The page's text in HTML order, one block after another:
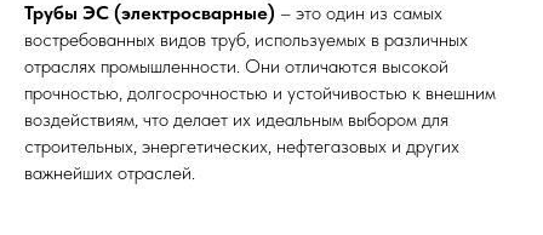
Трубы ЭС (электросварные) – это один из самых
востребованных видов труб, используемых в различных
отраслях промышленности. Они отличаются высокой
прочностью, долгосрочностью и устойчивостью к внешним
воздействиям, что делает их идеальным выбором для
строительных, энергетических, нефтегазовых и других
важнейших отраслей.